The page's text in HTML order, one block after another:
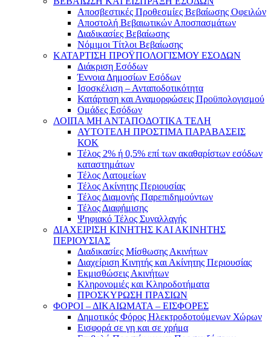
Αποσβεστικές Προθεσμίες Βεβαίωσης Οφειλών
Αποστολή Βεβαιωτικών Αποσπασμάτων
Διαδικασίες Βεβαίωσης
Νόμιμοι Τίτλοι Βεβαίωσης
ΚΑΤΑΡΤΙΣΗ ΠΡΟΫΠΟΛΟΓΙΣΜΟΥ ΕΣΟΔΩΝ
Διάκριση Εσόδων
Έννοια Δημοσίων Εσόδων
Ισοσκέλιση – Ανταποδοτικότητα
Κατάρτιση και Αναμορφώσεις Προϋπολογισμού
Ομάδες Εσόδων
ΛΟΙΠΑ ΜΗ ΑΝΤΑΠΟΔΟΤΙΚΑ ΤΕΛΗ
ΑΥΤΟΤΕΛΗ ΠΡΟΣΤΙΜΑ ΠΑΡΑΒΑΣΕΙΣ
ΚΟΚ
Τέλος 2% ή 0,5% επί των ακαθαρίστων εσόδων
καταστημάτων
Τέλος Λατομείων
Τέλος Ακίνητης Περιουσίας
Τέλος Διαμονής Παρεπιδημούντων
Τέλος Διαφήμισης
Ψηφιακό Τέλος Συναλλαγής
ΔΙΑΧΕΙΡΙΣΗ ΚΙΝΗΤΗΣ ΚΑΙ ΑΚΙΝΗΤΗΣ
ΠΕΡΙΟΥΣΙΑΣ
Διαδικασίες Μίσθωσης Ακινήτων
Διαχείριση Κινητής και Ακίνητης Περιουσίας
Εκμισθώσεις Ακινήτων
Κληρονομιές και Κληροδοτήματα
ΠΡΟΣΚΥΡΩΣΗ ΠΡΑΣΙΩΝ
ΦΟΡΟΙ – ΔΙΚΑΙΩΜΑΤΑ – ΕΙΣΦΟΡΕΣ
Δημοτικός Φόρος Ηλεκτροδοτούμενων Χώρων
Εισφορά σε γη και σε χρήμα